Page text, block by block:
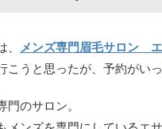
メンズ専門眉毛サロン
うと思ったが、予約がい
のサロン。